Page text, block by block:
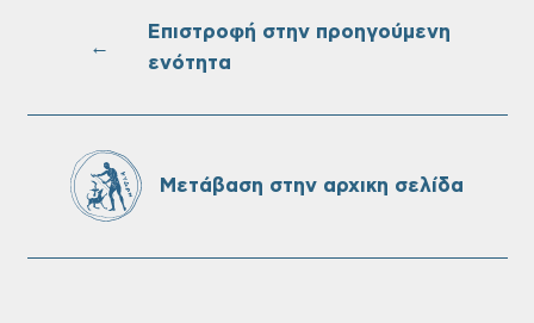
Ονουφρίου
Πίνακες Κατάταξης & Βαθμολογίας,
Δήμου Χανίων
←
Επιστροφή στην προηγούμενη
ενότητα
Μετάβαση στην αρχικη σελίδα